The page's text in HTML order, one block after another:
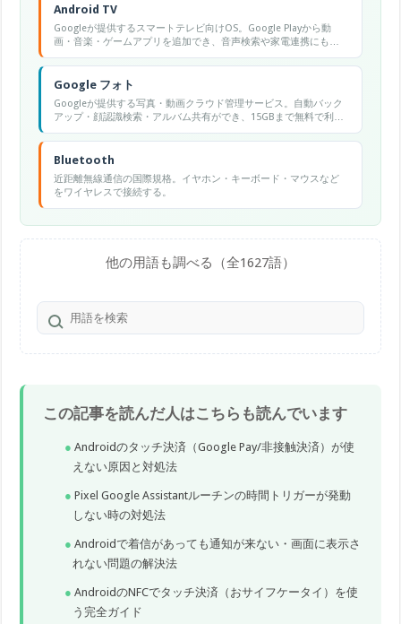
Android TV
Googleが提供するスマートテレビ向けOS。Google Playから動
画・音楽・ゲームアプリを追加でき、音声検索や家電連携にも対
応する。
Google フォト
Googleが提供する写真・動画クラウド管理サービス。自動バック
アップ・顔認識検索・アルバム共有ができ、15GBまで無料で利用
可能。
Bluetooth
近距離無線通信の国際規格。イヤホン・キーボード・マウスなど
をワイヤレスで接続する。
他の用語も調べる（全1627語）
この記事を読んだ人はこちらも読んでいます
Androidのタッチ決済（Google Pay/非接触決済）が使
えない原因と対処法
Pixel Google Assistantルーチンの時間トリガーが発動
しない時の対処法
Androidで着信があっても通知が来ない・画面に表示さ
れない問題の解決法
AndroidのNFCでタッチ決済（おサイフケータイ）を使
う完全ガイド